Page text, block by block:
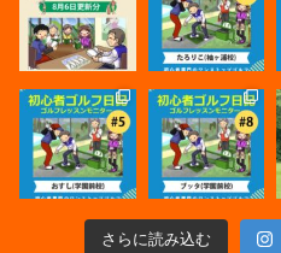
さらに読み込む